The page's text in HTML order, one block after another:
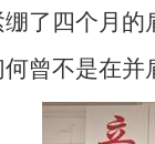
了四个月
曾不是在并